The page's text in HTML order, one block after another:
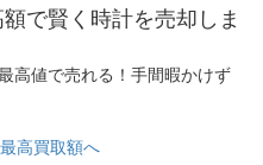
で賢く時計を売却しま
高値で売れる！手間暇かけず
高買取額へ